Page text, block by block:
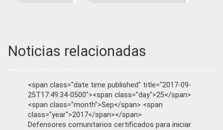
Noticias relacionadas
<span class="date time published" title="2017-09-
25T17:49:34-0500"><span class="day">25</span>
<span class="month">Sep</span> <span
class="year">2017</span></span>
Defensores comunitarios certificados para iniciar